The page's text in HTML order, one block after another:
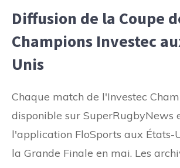
Diffusion de la Coupe
Champions Investec
Unis
Chaque match de l'Investec
disponible sur SuperRugbyNews
l'application FloSports aux États-
la Grande Finale en mai. Les